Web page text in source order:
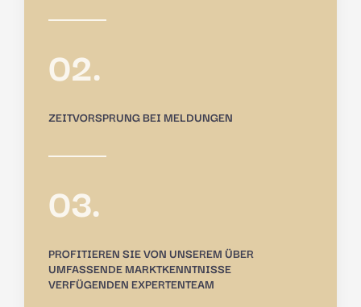
02.
ZEITVORSPRUNG BEI MELDUNGEN
03.
PROFITIEREN SIE VON UNSEREM ÜBER
UMFASSENDE MARKTKENNTNISSE
VERFÜGENDEN EXPERTENTEAM